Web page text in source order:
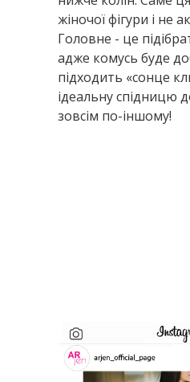
жіночої фігури і не
Головне - це
адже комусь буде
підходить «сонце
ідеальну спідницю
зовсім по-іншому!